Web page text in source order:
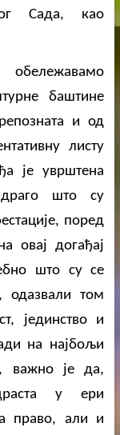
Сада, као
баштине
и од
листу
је уврштена
што су
поред
овај догађај
што су се
одазвали том
јединство и
на најбољи
важно је да,
у ери
право, али и